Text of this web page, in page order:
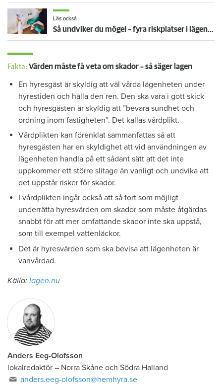
Läs också
Så undviker du mögel – fyra riskplatser i lägenheten: ”Måste städa bort”
Fakta: Värden måste få veta om skador – så säger lagen
En hyresgäst är skyldig att väl vårda lägenheten under
hyrestiden och hålla den ren. Den ska vara i gott skick
och hyresgästen är skyldig att ”bevara sundhet och
ordning inom fastigheten”. Det kallas vårdplikt.
Vårdplikten kan förenklat sammanfattas så att
hyresgästen har en skyldighet att vid användningen av
lägenheten handla på ett sådant sätt att det inte
uppkommer ett större slitage än vanligt och undvika att
det uppstår risker för skador.
I vårdplikten ingår också att så fort som möjligt
underrätta hyresvärden om skador som måste åtgärdas
snabbt för att mer omfattande skador inte ska uppstå,
som till exempel vattenläckor.
Det är hyresvärden som ska bevisa att lägenheten är
vanvårdad.
Källa: lagen.nu
Anders Eeg-Olofsson
lokalredaktör – Norra Skåne och Södra Halland
anders.eeg-olofsson@hemhyra.se